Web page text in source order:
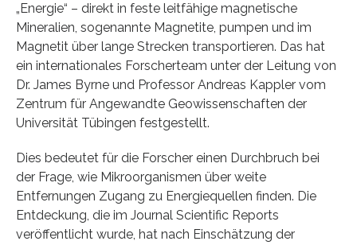
„Energie“ – direkt in feste leitfähige magnetische
Mineralien, sogenannte Magnetite, pumpen und im
Magnetit über lange Strecken transportieren. Das hat
ein internationales Forscherteam unter der Leitung von
Dr. James Byrne und Professor Andreas Kappler vom
Zentrum für Angewandte Geowissenschaften der
Universität Tübingen festgestellt.
Dies bedeutet für die Forscher einen Durchbruch bei
der Frage, wie Mikroorganismen über weite
Entfernungen Zugang zu Energiequellen finden. Die
Entdeckung, die im Journal Scientific Reports
veröffentlicht wurde, hat nach Einschätzung der